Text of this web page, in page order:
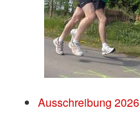
Ausschreibung 2026